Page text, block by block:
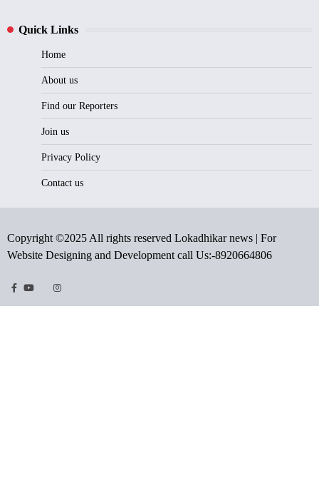
Quick Links
Home
About us
Find our Reporters
Join us
Privacy Policy
Contact us
Copyright ©2025 All rights reserved Lokadhikar news | For
Website Designing and Development call Us:-8920664806
Facebook
Youtube
TwitterInstragram